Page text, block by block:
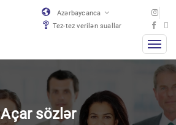
Azərbaycanca
Tez-tez verilən suallar
Açar sözlər